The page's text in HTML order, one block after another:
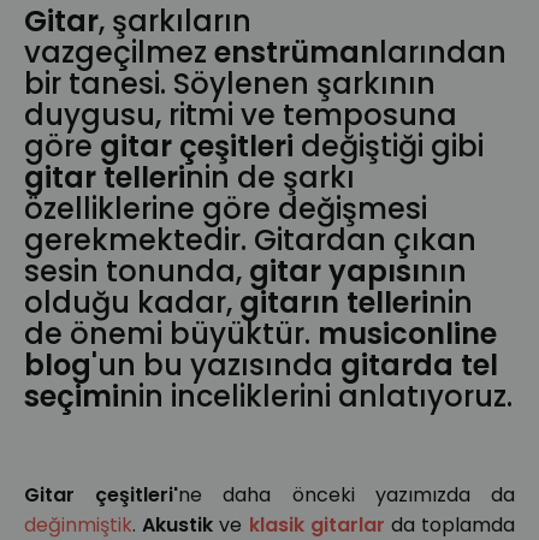
Gitar, şarkıların
vazgeçilmez enstrümanlarından
bir tanesi. Söylenen şarkının
duygusu, ritmi ve temposuna
göregitar çeşitleri değiştiği gibi
gitar tellerinin de şarkı
özelliklerine göre değişmesi
gerekmektedir. Gitardan çıkan
sesin tonunda, gitar yapısının
olduğu kadar, gitarın tellerinin
de önemi büyüktür. musiconline
blog'un bu yazısında gitarda tel
seçiminin inceliklerini anlatıyoruz.
Gitar çeşitleri'ne daha önceki yazımızda da
değinmiştik.Akustik ve klasik gitarlar da toplamda